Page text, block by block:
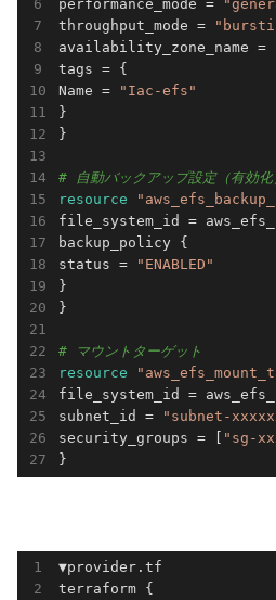
performance_mode =
throughput_mode =
availability_zone_name =
tags = {
Name =
"Iac-efs"
}
}
# 自動バックアップ設定（有効化
resource
file_system_id =
backup_policy {
status =
"ENABLED"
}
}
# マウントターゲット
resource
file_system_id =
subnet_id =
"subnet-
security_groups = [
"sg-
}
▼provider.tf
terraform {